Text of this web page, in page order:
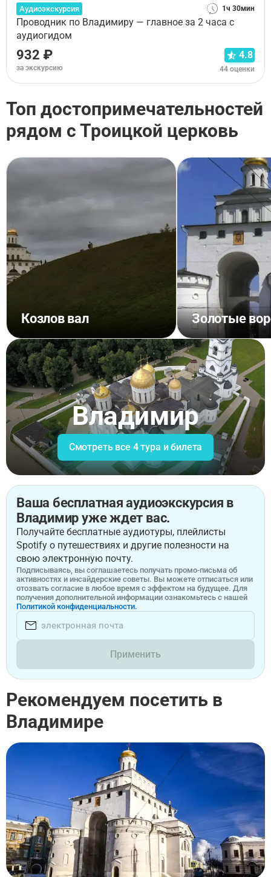
Аудиоэкскурсия 1ч 30мин
Проводник по Владимиру — главное за 2 часа с
аудиогидом
932 ₽
за экскурсию
4.8
44 оценки
Топ достопримечательностей
рядом с Троицкой церковь
Козлов вал Золотые
Владимир
Смотреть все 4 тура и билета
Ваша бесплатная аудиоэкскурсия в
Владимир уже ждет вас.
Получайте бесплатные аудиотуры, плейлисты
Spotify о путешествиях и другие полезности на
свою электронную почту.
Подписываясь, вы соглашаетесь получать промо-письма об
активностях и инсайдерские советы. Вы можете отписаться или
отозвать согласие в любое время с эффектом на будущее. Для
получения дополнительной информации ознакомьтесь с нашей
Политикой конфиденциальности.
Применить
Рекомендуем посетить в
Владимире